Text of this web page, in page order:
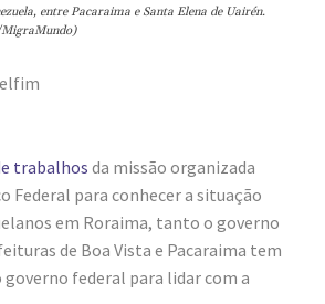
entre Pacaraima e Santa Elena de Uairén.
trabalhos da missão organizada
Federal para conhecer a situação
em Roraima, tanto o governo
de Boa Vista e Pacaraima tem
governo federal para lidar com a